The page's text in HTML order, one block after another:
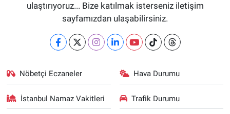
ulaştırıyoruz... Bize katılmak isterseniz iletişim
sayfamızdan ulaşabilirsiniz.
Nöbetçi Eczaneler Hava Durumu
İstanbul Namaz Vakitleri Trafik Durumu